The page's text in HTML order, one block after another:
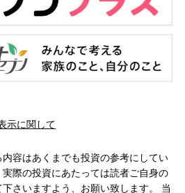
示に関して
容はあくまでも投資の参考にしてい
際の投資にあたっては読者ご自身の
さいますよう、お願い致します。 当